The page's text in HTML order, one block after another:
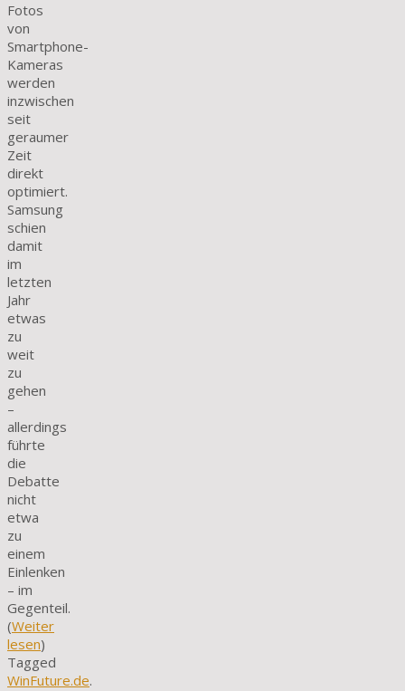
Fotos
von
Smartphone-
Kameras
werden
inzwischen
seit
geraumer
Zeit
direkt
optimiert.
Samsung
schien
damit
im
letzten
Jahr
etwas
zu
weit
zu
gehen
–
allerdings
führte
die
Debatte
nicht
etwa
zu
einem
Einlenken
– im
Gegenteil.
(Weiter
lesen)
Tagged
WinFuture.de.